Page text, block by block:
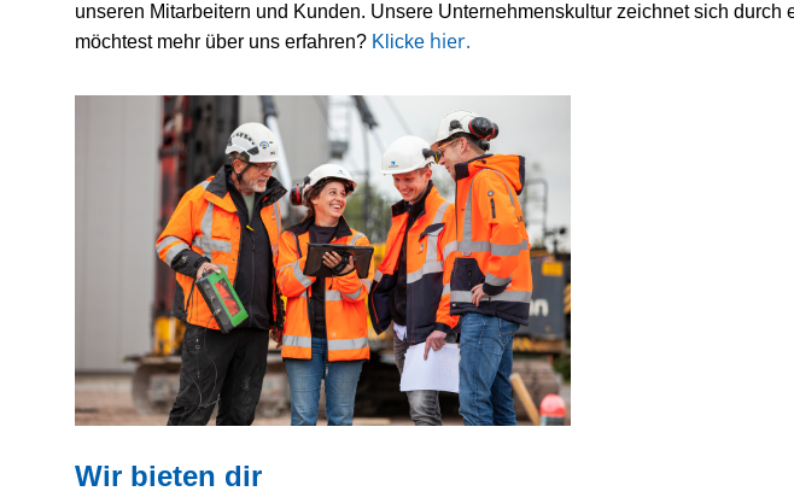
unseren Mitarbeitern und Kunden. Unsere Unternehmenskultur zeichnet sich
möchtest mehr über uns erfahren? Klicke hier.
Wir bieten dir